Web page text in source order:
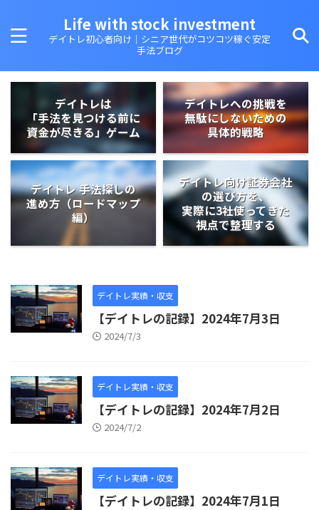
Life with stock investment
デイトレ初心者向け｜シニア世代がコツコツ稼ぐ安定
手法ブログ
デイトレは
「手法を見つける前に
資金が尽きる」ゲーム
デイトレへの挑戦を
無駄にしないための
具体的戦略
デイトレ 手法探しの
進め方（ロードマップ
編）
デイトレ向け証券会社
の選び方を、
実際に3社使ってきた
視点で整理する
デイトレ実績・収支
【デイトレの記録】2024年7月3日
2024/7/3
デイトレ実績・収支
【デイトレの記録】2024年7月2日
2024/7/2
デイトレ実績・収支
【デイトレの記録】2024年7月1日